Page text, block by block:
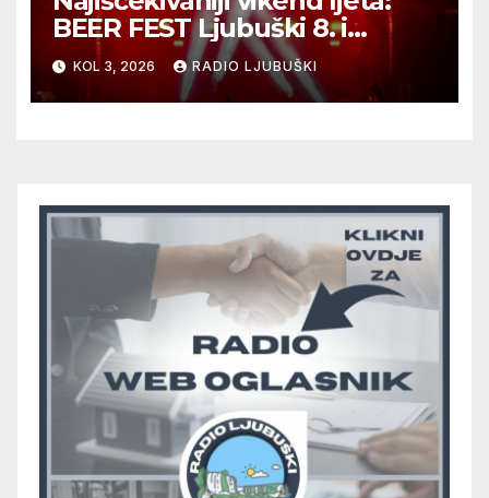
BEER FEST Ljubuški 8. i
9.kolovoza
KOL 3, 2026 RADIO LJUBUŠKI